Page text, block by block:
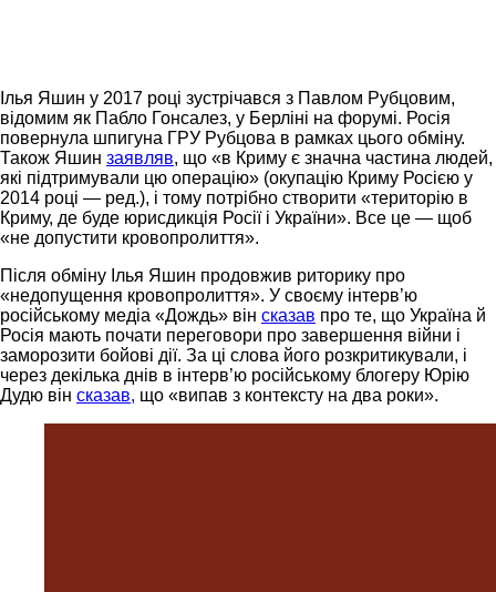
Ілья Яшин у 2017 році зустрічався з Павлом Рубцовим,
відомим як Пабло Гонсалез, у Берліні на форумі. Росія
повернула шпигуна ГРУ Рубцова в рамках цього обміну.
Також Яшин заявляв, що «в Криму є значна частина людей,
які підтримували цю операцію» (окупацію Криму Росією у
2014 році — ред.), і тому потрібно створити «територію в
Криму, де буде юрисдикція Росії і України». Все це — щоб
«не допустити кровопролиття».
Після обміну Ілья Яшин продовжив риторику про
«недопущення кровопролиття». У своєму інтерв’ю
російському медіа «Дождь» він сказав про те, що Україна й
Росія мають почати переговори про завершення війни і
заморозити бойові дії. За ці слова його розкритикували, і
через декілька днів в інтерв’ю російському блогеру Юрію
Дудю він сказав, що «випав з контексту на два роки».